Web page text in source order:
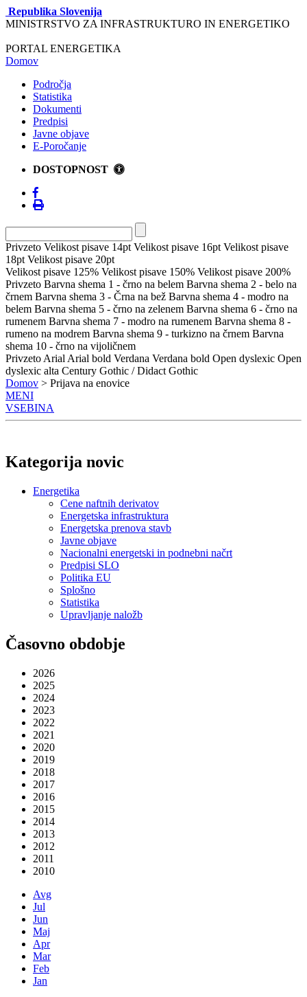
Republika Slovenija
MINISTRSTVO ZA INFRASTRUKTURO IN ENERGETIKO
PORTAL ENERGETIKA
Domov
Področja
Statistika
Dokumenti
Predpisi
Javne objave
E-Poročanje
DOSTOPNOST
Privzeto Velikost pisave 14pt Velikost pisave 16pt Velikost pisave
18pt Velikost pisave 20pt
Velikost pisave 125% Velikost pisave 150% Velikost pisave 200%
Privzeto Barvna shema 1 - črno na belem Barvna shema 2 - belo na
črnem Barvna shema 3 - Črna na bež Barvna shema 4 - modro na
belem Barvna shema 5 - črno na zelenem Barvna shema 6 - črno na
rumenem Barvna shema 7 - modro na rumenem Barvna shema 8 -
rumeno na modrem Barvna shema 9 - turkizno na črnem Barvna
shema 10 - črno na vijoličnem
Privzeto Arial Arial bold Verdana Verdana bold Open dyslexic Open
dyslexic alta Century Gothic / Didact Gothic
Domov > Prijava na enovice
MENI
VSEBINA
Kategorija novic
Energetika
Cene naftnih derivatov
Energetska infrastruktura
Energetska prenova stavb
Javne objave
Nacionalni energetski in podnebni načrt
Predpisi SLO
Politika EU
Splošno
Statistika
Upravljanje naložb
Časovno obdobje
2026
2025
2024
2023
2022
2021
2020
2019
2018
2017
2016
2015
2014
2013
2012
2011
2010
Avg
Jul
Jun
Maj
Apr
Mar
Feb
Jan